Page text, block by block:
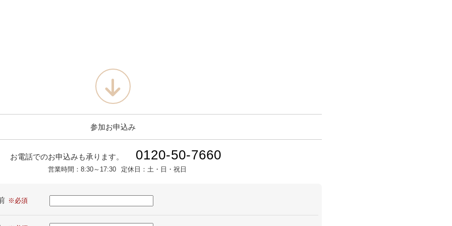
参加お申込み
お電話でのお申込みも承ります。 0120-50-7660
営業時間： 8:30～17:30 定休日： 土・日・祝日